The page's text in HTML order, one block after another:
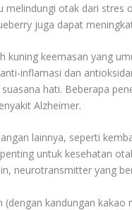
melindungi otak dari stres
juga dapat
kuning keemasan yang
inflamasi dan
hati. Beberapa
Alzheimer.
lainnya, seperti
untuk kesehatan
neurotransmitter yang
(dengan kandungan